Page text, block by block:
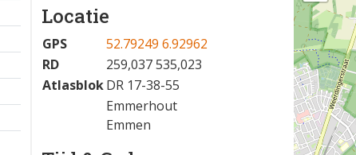
Locatie
GPS
52.79249 6.92962
RD
259,037 535,023
AtlasblokDR 17-38-55
Emmerhout
Emmen